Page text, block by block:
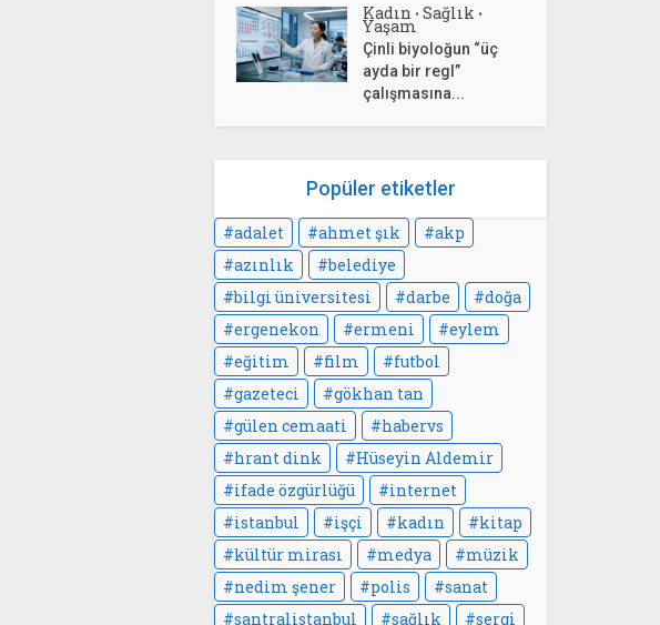
Kadın • Sağlık •
Yaşam
Çinli biyoloğun “üç
ayda bir regl”
çalışmasına...
Popüler etiketler
adalet ahmet şık
akp
azınlık
belediye
bilgi üniversitesi
darbe
doğa
ergenekon
ermeni
eylem
eğitim
film
futbol
gazeteci
gökhan tan
gülen cemaati
habervs
hrant dink
Hüseyin Aldemir
ifade özgürlüğü
internet
istanbul
işçi kadın
kitap
kültür mirası
medya
müzik
nedim şener
polis
sanat
santralistanbul
sağlık sergi